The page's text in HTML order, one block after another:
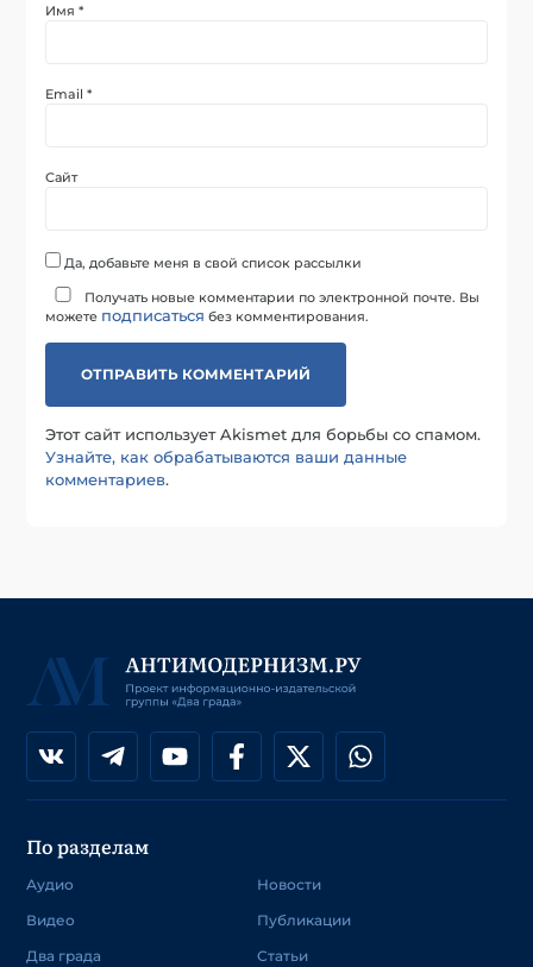
Имя*
Email*
Сайт
Да, добавьте меня в свой список рассылки
Получать новые комментарии по электронной почте. Вы
можете подписаться без комментирования.
Этот сайт использует Akismet для борьбы со спамом.
Узнайте, как обрабатываются ваши данные
комментариев.
По разделам
Аудио
Видео
Два града
Новости
Публикации
Статьи